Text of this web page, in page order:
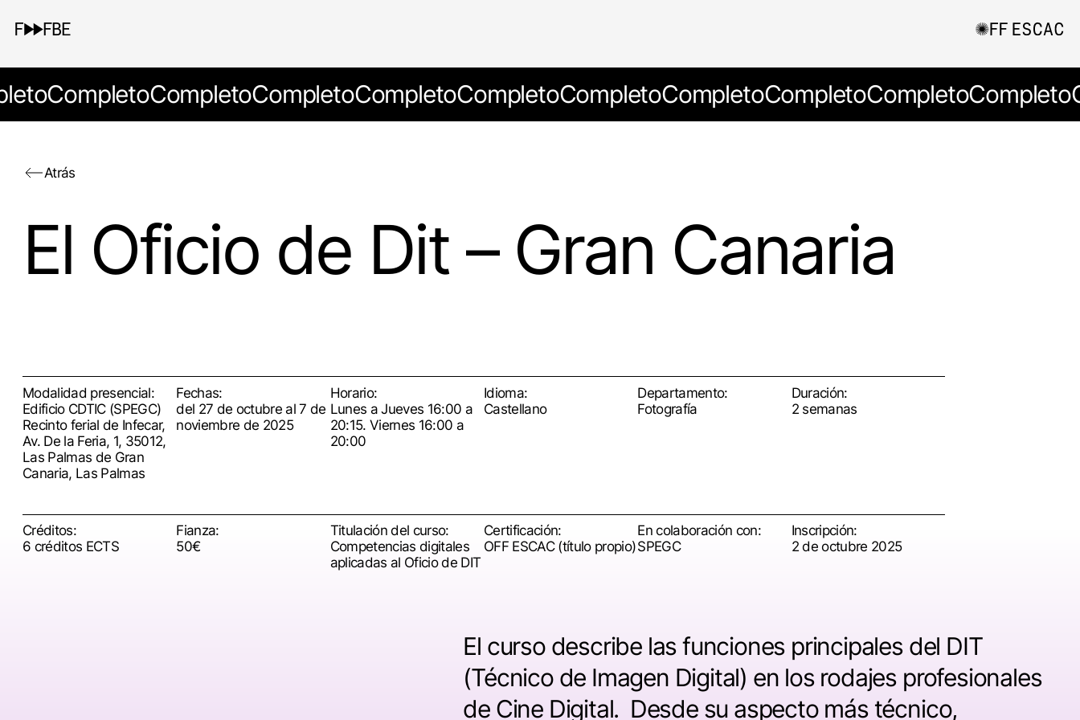
CompletoCompletoCompletoCompletoCompletoCompletoCompletoCompletoCompletoCompleto
Atrás
El Oficio de Dit – Gran Canaria
Modalidad presencial:
Edificio CDTIC (SPEGC)
Recinto ferial de Infecar,
Av. De la Feria, 1, 35012,
Las Palmas de Gran
Canaria, Las Palmas
Fechas:
del 27 de octubre al 7 de
noviembre de 2025
Horario:
Lunes a Jueves 16:00 a
20:15. Viernes 16:00 a
20:00
Idioma:
Castellano
Departamento:
Fotografía
Duración:
2 semanas
Créditos:
6 créditos ECTS
Fianza:
50€
Titulación del curso:
Competencias digitales
aplicadas al Oficio de DIT
Certificación:
OFF ESCAC (título propio)
En colaboración con:
SPEGC
Inscripción:
2 de octubre 2025
El curso describe las funciones principales del DIT
(Técnico de Imagen Digital) en los rodajes profesionales
de Cine Digital. Desde su aspecto más técnico,